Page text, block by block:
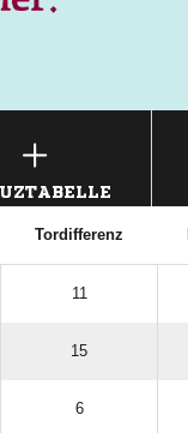
Tordifferenz
11
15
6